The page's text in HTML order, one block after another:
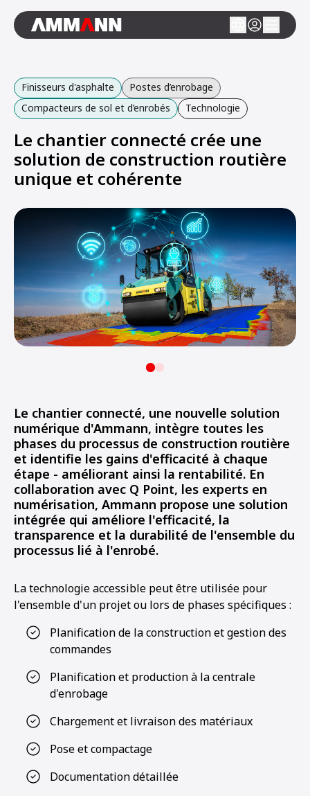
Finisseurs d'asphalte
Postes d’enrobage
Compacteurs de sol et d’enrobés
Technologie
Le chantier connecté crée une
solution de construction routière
unique et cohérente
Le chantier connecté, une nouvelle solution
numérique d'Ammann, intègre toutes les
phases du processus de construction routière
et identifie les gains d'efficacité à chaque
étape - améliorant ainsi la rentabilité. En
collaboration avec Q Point, les experts en
numérisation, Ammann propose une solution
intégrée qui améliore l'efficacité, la
transparence et la durabilité de l'ensemble du
processus lié à l'enrobé.
La technologie accessible peut être utilisée pour
l'ensemble d'un projet ou lors de phases spécifiques :
Planification de la construction et gestion des
commandes
Planification et production à la centrale
d'enrobage
Chargement et livraison des matériaux
Pose et compactage
Documentation détaillée